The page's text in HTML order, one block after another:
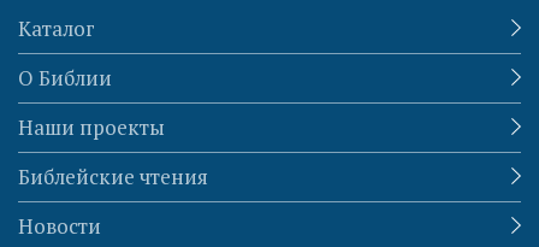
Баальбек
(Гелиополь).
Храм Юпитера
Каталог
О Библии
Наши проекты
Библейские чтения
Новости